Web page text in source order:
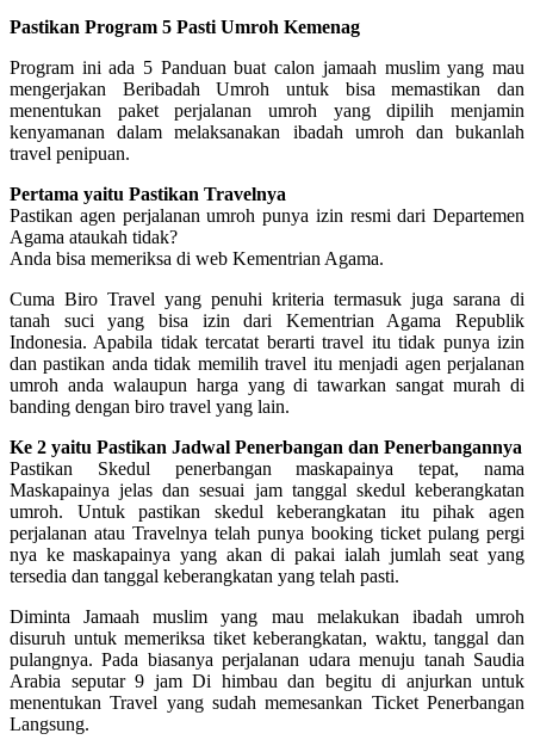
Pastikan Program 5 Pasti Umroh Kemenag
Program ini ada 5 Panduan buat calon jamaah muslim yang mau
mengerjakan Beribadah Umroh untuk bisa memastikan dan
menentukan paket perjalanan umroh yang dipilih menjamin
kenyamanan dalam melaksanakan ibadah umroh dan bukanlah
travel penipuan.
Pertama yaitu Pastikan Travelnya
Pastikan agen perjalanan umroh punya izin resmi dari Departemen
Agama ataukah tidak?
Anda bisa memeriksa di web Kementrian Agama.
Cuma Biro Travel yang penuhi kriteria termasuk juga sarana di
tanah suci yang bisa izin dari Kementrian Agama Republik
Indonesia. Apabila tidak tercatat berarti travel itu tidak punya izin
dan pastikan anda tidak memilih travel itu menjadi agen perjalanan
umroh anda walaupun harga yang di tawarkan sangat murah di
banding dengan biro travel yang lain.
Ke 2 yaitu Pastikan Jadwal Penerbangan dan Penerbangannya
Pastikan Skedul penerbangan maskapainya tepat, nama
Maskapainya jelas dan sesuai jam tanggal skedul keberangkatan
umroh. Untuk pastikan skedul keberangkatan itu pihak agen
perjalanan atau Travelnya telah punya booking ticket pulang pergi
nya ke maskapainya yang akan di pakai ialah jumlah seat yang
tersedia dan tanggal keberangkatan yang telah pasti.
Diminta Jamaah muslim yang mau melakukan ibadah umroh
disuruh untuk memeriksa tiket keberangkatan, waktu, tanggal dan
pulangnya. Pada biasanya perjalanan udara menuju tanah Saudia
Arabia seputar 9 jam Di himbau dan begitu di anjurkan untuk
menentukan Travel yang sudah memesankan Ticket Penerbangan
Langsung.